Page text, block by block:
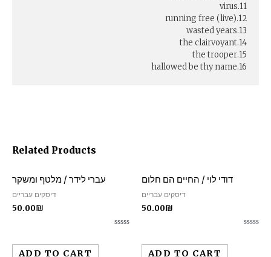
Related Products
דודי לוי / החיים הם חלום
דיסקים עבריים
50.00₪
ADD TO CART
עברי לידר / מלטף ומשקר
דיסקים עבריים
50.00₪
ADD TO CART
11.virus
12.running free (live)
13.wasted years
14.the clairvoyant
15.the trooper
16.hallowed be thy name